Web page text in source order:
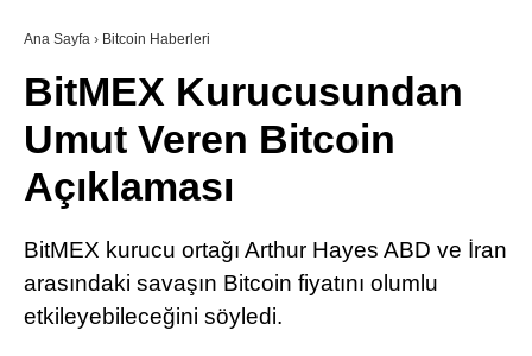
Youtube
TikTok
LinkedIn
SÖZLÜK
Ana Sayfa › Bitcoin Haberleri
BitMEX Kurucusundan
Umut Veren Bitcoin
Açıklaması
BitMEX kurucu ortağı Arthur Hayes ABD ve İran
arasındaki savaşın Bitcoin fiyatını olumlu
etkileyebileceğini söyledi.